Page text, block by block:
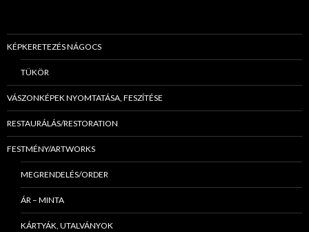
KÉPKERETEZÉS NÁGOCS
TÜKÖR
VÁSZONKÉPEK NYOMTATÁSA, FESZÍTÉSE
RESTAURÁLÁS/RESTORATION
FESTMÉNY/ARTWORKS
MEGRENDELÉS/ORDER
ÁR – MINTA
KÁRTYÁK, UTALVÁNYOK